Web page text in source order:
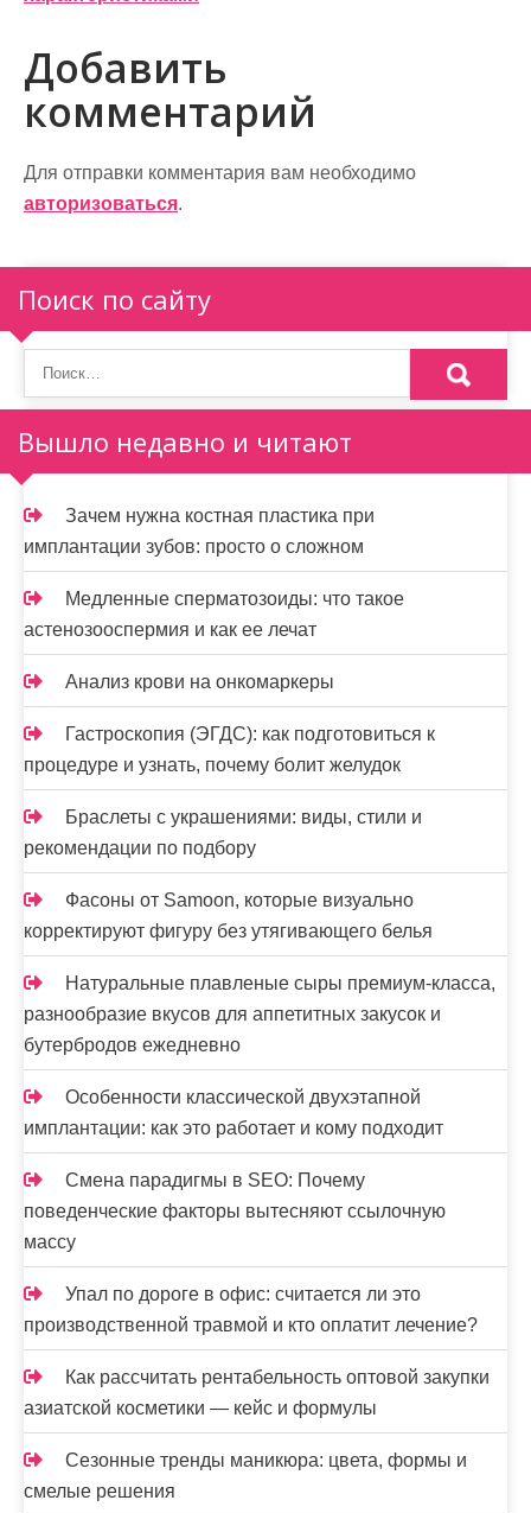
и
г
а
ц
я
п
о
з
а
п
и
с
я
м
Добавить
комментарий
Для отправки комментария вам необходимо
авторизоваться.
Поиск по сайту
Вышло недавно и читают
Зачем нужна костная пластика при
имплантации зубов: просто о сложном
Медленные сперматозоиды: что такое
астенозооспермия и как ее лечат
Анализ крови на онкомаркеры
Гастроскопия (ЭГДС): как подготовиться к
процедуре и узнать, почему болит желудок
Браслеты с украшениями: виды, стили и
рекомендации по подбору
Фасоны от Samoon, которые визуально
корректируют фигуру без утягивающего белья
Натуральные плавленые сыры премиум-класса,
разнообразие вкусов для аппетитных закусок и
бутербродов ежедневно
Особенности классической двухэтапной
имплантации: как это работает и кому подходит
Смена парадигмы в SEO: Почему
поведенческие факторы вытесняют ссылочную
массу
Упал по дороге в офис: считается ли это
производственной травмой и кто оплатит лечение?
Как рассчитать рентабельность оптовой закупки
азиатской косметики — кейс и формулы
Сезонные тренды маникюра: цвета, формы и
смелые решения